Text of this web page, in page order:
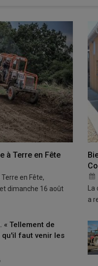
à Terre en Fête
en Fête,
dimanche 16 août
La
a
« Tellement de
qu'il faut venir les